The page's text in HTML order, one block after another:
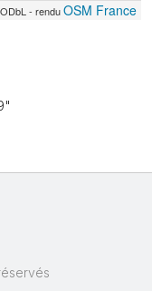
- renduOSM France